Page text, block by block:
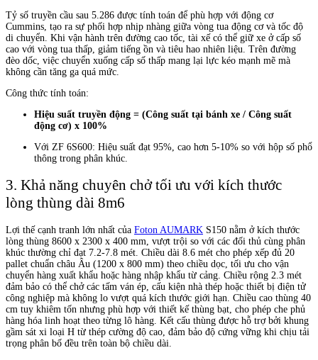
Tỷ số truyền cầu sau 5.286 được tính toán để phù hợp với động cơ
Cummins, tạo ra sự phối hợp nhịp nhàng giữa vòng tua động cơ và tốc độ
di chuyển. Khi vận hành trên đường cao tốc, tài xế có thể giữ xe ở cấp số
cao với vòng tua thấp, giảm tiếng ồn và tiêu hao nhiên liệu. Trên đường
đèo dốc, việc chuyển xuống cấp số thấp mang lại lực kéo mạnh mẽ mà
không cần tăng ga quá mức.
Công thức tính toán:
Hiệu suất truyền động = (Công suất tại bánh xe / Công suất
động cơ) x 100%
Với ZF 6S600: Hiệu suất đạt 95%, cao hơn 5-10% so với hộp số phổ
thông trong phân khúc.
3. Khả năng chuyên chở tối ưu với kích thước
lòng thùng dài 8m6
Lợi thế cạnh tranh lớn nhất của Foton AUMARK S150 nằm ở kích thước
lòng thùng 8600 x 2300 x 400 mm, vượt trội so với các đối thủ cùng phân
khúc thường chỉ đạt 7.2-7.8 mét. Chiều dài 8.6 mét cho phép xếp đủ 20
pallet chuẩn châu Âu (1200 x 800 mm) theo chiều dọc, tối ưu cho vận
chuyển hàng xuất khẩu hoặc hàng nhập khẩu từ cảng. Chiều rộng 2.3 mét
đảm bảo có thể chở các tấm ván ép, cấu kiện nhà thép hoặc thiết bị điện tử
công nghiệp mà không lo vượt quá kích thước giới hạn. Chiều cao thùng 40
cm tuy khiêm tốn nhưng phù hợp với thiết kế thùng bạt, cho phép che phủ
hàng hóa linh hoạt theo từng lô hàng. Kết cấu thùng được hỗ trợ bởi khung
gầm sát xi loại H từ thép cường độ cao, đảm bảo độ cứng vững khi chịu tải
trọng phân bố đều trên toàn bộ chiều dài.